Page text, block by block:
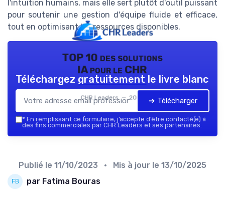
l'intuition humains, mais elle sert plutôt d'outil puissant
pour soutenir une gestion d'équipe fluide et efficace,
tout en optimisant les ressources disponibles.
TOP 10 des solutions
IA pour le CHR
CHR Leaders — 2026
Téléchargez gratuitement le livre blanc
➔ Télécharger
* En remplissant ce formulaire, j’accepte d’être contacté(e) à
des fins commerciales par CHR Leaders et ses partenaires.
Publié le 11/10/2023 • Mis à jour le 13/10/2025
par Fatima Bouras